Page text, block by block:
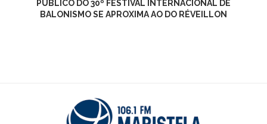
PÚBLICO DO 30º FESTIVAL INTERNACIONAL DE
BALONISMO SE APROXIMA AO DO RÉVEILLON